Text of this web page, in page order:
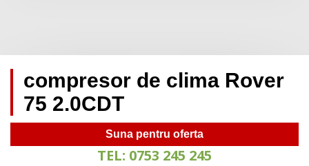
compresor de clima Rover
75 2.0CDT
Suna pentru oferta
TEL: 0753 245 245